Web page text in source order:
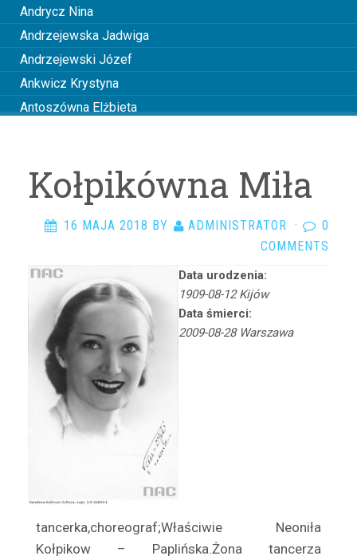
Andrycz Nina
Andrzejewska Jadwiga
Andrzejewski Józef
Ankwicz Krystyna
Antoszówna Elżbieta
Arciszewska Wiktoria
Arciszewska Danuta
Arczyńska Maria
Arkadi Ari
Arkawin Helena
Arnd-Leska Halina
Arnoldówna Maria
Arnoldt Wiktor
Aston Adam
Azarewicz Helena
Bąbolska Maria
Balcerzak Aleksander
Kołpikówna Miła
16 MAJA 2018 BY ADMINISTRATOR ·
0
COMMENTS
Data urodzenia:
1909-08-12 Kijów
Data śmierci:
2009-08-28 Warszawa
tancerka,choreograf;Właściwie Neoniła
Kołpikow – Paplińska.Żona tancerza